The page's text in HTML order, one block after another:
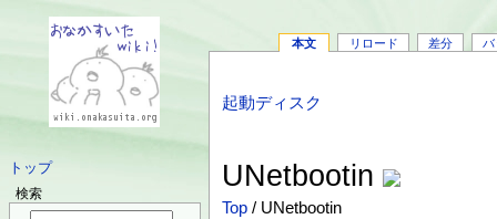
トップ
検索
本文 リロード 差分 バ
起動ディスク
UNetbootin
Top / UNetbootin